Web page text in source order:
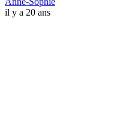
il y a 20 ans